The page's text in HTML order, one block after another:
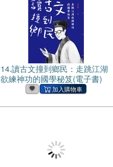
14.讀古文撞到鄉民：走跳江湖
欲練神功的國學秘笈(電子書)